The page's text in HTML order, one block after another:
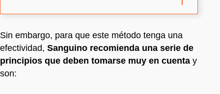
Sin embargo, para que este método tenga una
efectividad, Sanguino recomienda una serie de
principios que deben tomarse muy en cuenta y
son: